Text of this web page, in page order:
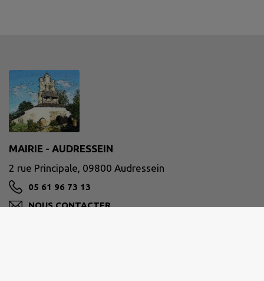
MAIRIE - AUDRESSEIN
2 rue Principale, 09800 Audressein
05 61 96 73 13
NOUS CONTACTER